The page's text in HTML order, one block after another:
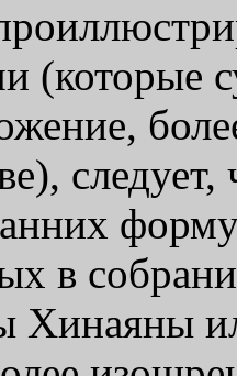
(которые
в
Хинаяны